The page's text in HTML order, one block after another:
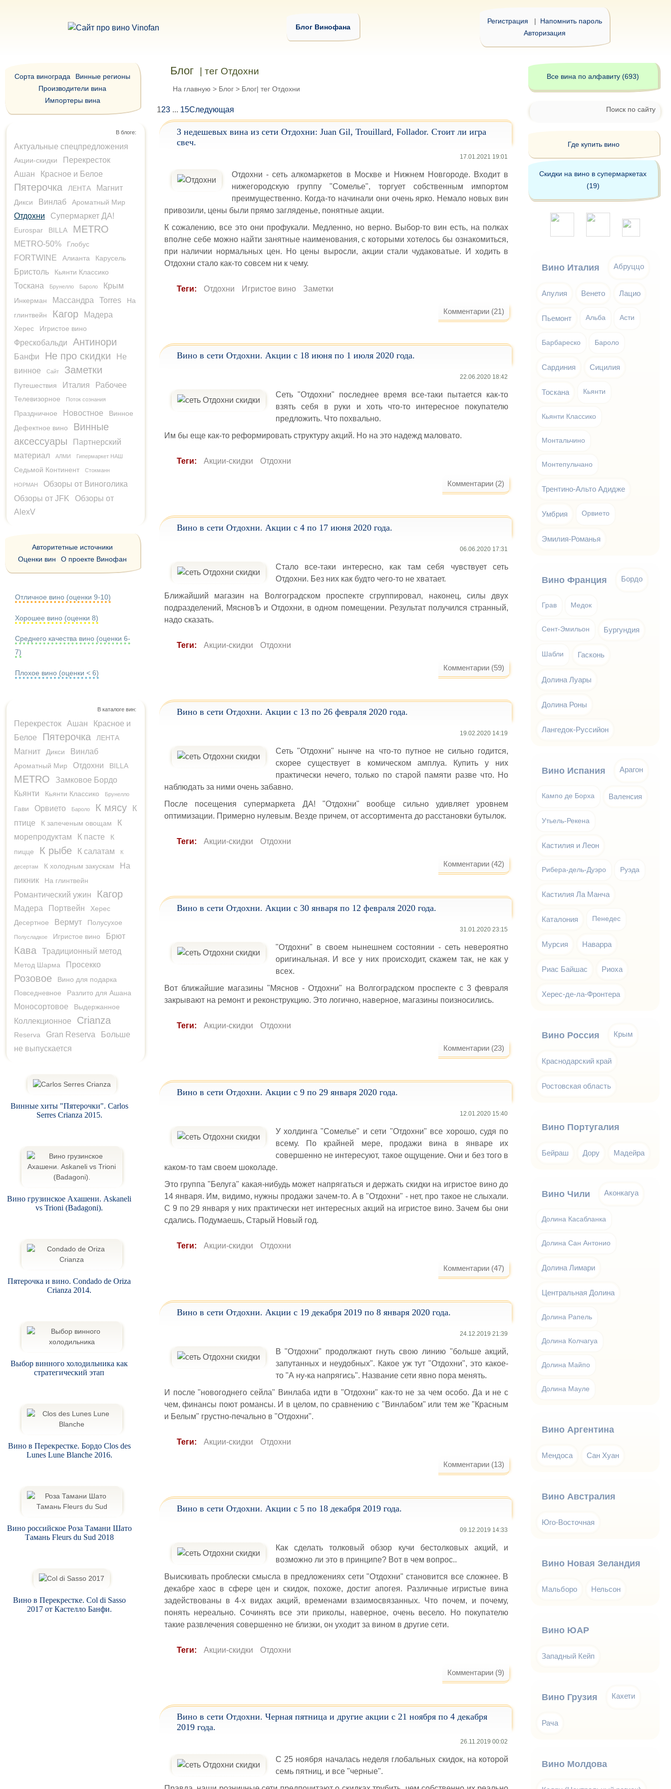
Блог Винофана
Регистрация | Напомнить пароль
Авторизация
Блог | тег Отдохни
На главную > Блог >Блог| тег Отдохни
123... 15Следующая
3 недешевых вина из сети Отдохни: Juan Gil, Trouillard, Follador. Стоит ли игра
свеч.
17.01.2021 19:01
Отдохни - сеть алкомаркетов в Москве и Нижнем Новгороде. Входит в
нижегородскую группу "Сомелье", торгует собственным импортом
преимущественно. Когда-то начинали они очень ярко. Немало новых вин
привозили, цены были прямо загляденье, понятные акции.
К сожалению, все это они профукали. Медленно, но верно. Выбор-то вин есть, на полках
вполне себе можно найти занятные наименования, с которыми хотелось бы ознакомиться,
при наличии нормальных цен. Но цены выросли, акции стали чудаковатые. И ходить в
Отдохни стало как-то совсем ни к чему.
Теги: Отдохни Игристое вино Заметки
Комментарии (21)
Вино в сети Отдохни. Акции с 18 июня по 1 июля 2020 года.
22.06.2020 18:42
Сеть "Отдохни" последнее время все-таки пытается как-то
взять себя в руки и хоть что-то интересное покупателю
предложить. Что похвально.
Им бы еще как-то реформировать структуру акций. Но на это надежд маловато.
Теги: Акции-скидки Отдохни
Комментарии (2)
Вино в сети Отдохни. Акции с 4 по 17 июня 2020 года.
06.06.2020 17:31
Стало все-таки интересно, как там себя чувствует сеть
Отдохни. Без них как будто чего-то не хватает.
Ближайший магазин на Волгоградском проспекте сгруппировал, наконец, силы двух
подразделений, МясновЪ и Отдохни, в одном помещении. Результат получился странный,
надо сказать.
Теги: Акции-скидки Отдохни
Комментарии (59)
Вино в сети Отдохни. Акции с 13 по 26 февраля 2020 года.
19.02.2020 14:19
Сеть "Отдохни" нынче на что-то путное не сильно годится,
скорее существует в комическом амплуа. Купить у них
практически нечего, только по старой памяти разве что. Но
наблюдать за ними очень забавно.
После посещения супермаркета ДА! "Отдохни" вообще сильно удивляет уровнем
оптимизации. Примерно нулевым. Везде причем, от ассортимента до расстановки бутылок.
Теги: Акции-скидки Отдохни
Комментарии (42)
Вино в сети Отдохни. Акции с 30 января по 12 февраля 2020 года.
31.01.2020 23:15
"Отдохни" в своем нынешнем состоянии - сеть невероятно
оригинальная. И все у них происходит, скажем так, не как у
всех.
Вот ближайшие магазины "Мяснов - Отдохни" на Волгоградском проспекте с 3 февраля
закрывают на ремонт и реконструкцию. Это логично, наверное, магазины поизносились.
Теги: Акции-скидки Отдохни
Комментарии (23)
Вино в сети Отдохни. Акции с 9 по 29 января 2020 года.
12.01.2020 15:40
У холдинга "Сомелье" и сети "Отдохни" все хорошо, судя по
всему. По крайней мере, продажи вина в январе их
совершенно не интересуют, такое ощущение. Они и без того в
каком-то там своем шоколаде.
Это группа "Белуга" какая-нибудь может напрягаться и держать скидки на игристое вино до
14 января. Им, видимо, нужны продажи зачем-то. А в "Отдохни" - нет, про такое не слыхали.
С 9 по 29 января у них практически нет интересных акций на игристое вино. Зачем бы они
сдались. Подумаешь, Старый Новый год.
Теги: Акции-скидки Отдохни
Комментарии (47)
Вино в сети Отдохни. Акции с 19 декабря 2019 по 8 января 2020 года.
24.12.2019 21:39
В "Отдохни" продолжают гнуть свою линию "больше акций,
запутанных и неудобных". Какое уж тут "Отдохни", это какое-
то "А ну-ка напрягись". Название сети явно пора менять.
И после "новогоднего сейла" Винлаба идти в "Отдохни" как-то не за чем особо. Да и не с
чем, финансы поют романсы. И в целом, по сравнению с "Винлабом" или тем же "Красным
и Белым" грустно-печально в "Отдохни".
Теги: Акции-скидки Отдохни
Комментарии (13)
Вино в сети Отдохни. Акции с 5 по 18 декабря 2019 года.
09.12.2019 14:33
Как сделать толковый обзор кучи бестолковых акций, и
возможно ли это в принципе? Вот в чем вопрос..
Выискивать проблески смысла в предложениях сети "Отдохни" становится все сложнее. В
декабре хаос в сфере цен и скидок, похоже, достиг апогея. Различные игристые вина
задействованы в 4-х видах акций, временами взаимосвязанных. Что почем, и почему,
понять нереально. Сочинять все эти приколы, наверное, очень весело. Но покупателю
такие развлечения совершенно не близки, он уходит за вином в другие сети.
Теги: Акции-скидки Отдохни
Комментарии (9)
Вино в сети Отдохни. Черная пятница и другие акции с 21 ноября по 4 декабря
2019 года.
26.11.2019 00:02
С 25 ноября началась неделя глобальных скидок, на которой
семь пятниц, и все "черные".
Сорта винограда
Винные регионы
Производители вина
Импортеры вина
В блоге:
Актуальные спецпредложения
Акции-скидки
Перекресток
Ашан
Красное и Белое
Пятерочка ЛЕНТА Магнит
Дикси Винлаб Ароматный Мир
Отдохни Супермаркет ДА!
Eurospar BILLA METRO
METRO-50% Глобус
FORTWINE Алианта Карусель
Бристоль Кьянти Классико
Тоскана Брунелло Бароло Крым
Инкерман Массандра Torres
На
глинтвейн
Кагор Мадера
Херес Игристое вино
Фрескобальди Антинори
Банфи Не про скидки
Не
винное
Сайт Заметки
Путешествия Италия Рабочее
Телевизорное Поток сознания
Праздничное Новостное
Винное
Дефектное вино
Винные
аксессуары
Партнерский
материал
АЛМИ Гипермаркет НАШ
Седьмой Континент Стокманн
НОРМАН
Обзоры от Виноголика
Обзоры от JFK
Обзоры от
AlexV
Авторитетные источники
Оценки вин
О проекте Винофан
Отличное вино (оценки 9-10)
Хорошее вино (оценки 8)
Среднего качества вино (оценки 6-
7)
Плохое вино (оценки < 6)
В каталоге вин:
Перекресток Ашан
Красное и
Белое
Пятерочка ЛЕНТА
Магнит Дикси Винлаб
Ароматный Мир Отдохни BILLA
METRO
Замковое Бордо
Кьянти
Кьянти Классико Брунелло
Гави Орвието Бароло К мясу
К
птице
К запеченым овощам
К
морепродуктам
К пасте
К
пицце
К рыбе К салатам К
десертам К холодным закускам
На
пикник
На глинтвейн
Романтический ужин Кагор
Мадера Портвейн
Херес
Десертное
Вермут Полусухое
Полусладкое Игристое вино Брют
Кава Традиционный метод
Метод Шарма Просекко
Розовое
Вино для подарка
Повседневное
Разлито для Ашана
Моносортовое Выдержанное
Коллекционное Crianza
Reserva Gran Reserva
Больше
не выпускается
Винные хиты "Пятерочки". Carlos
Serres Crianza 2015.
Вино грузинское Ахашени. Askaneli
vs Trioni (Badagoni).
Пятерочка и вино. Condado de Oriza
Crianza 2014.
Выбор винного холодильника как
стратегический этап
Вино в Перекрестке. Бордо Clos des
Lunes Lune Blanche 2016.
Вино российское Роза Тамани Шато
Тамань Fleurs du Sud 2018
Вино в Перекрестке. Col di Sasso
2017 от Кастелло Банфи.
Все вина по алфавиту (693)
Поиск по сайту
Где купить вино
Скидки на вино в супермаркетах
(19)
Вино Италия Абруццо
Апулия Венето Лацио
Пьемонт Альба Асти
Барбареско Бароло
Сардиния Сицилия
Тоскана Кьянти
Кьянти Классико
Монтальчино
Монтепульчано
Трентино-Альто Адидже
Умбрия Орвието
Эмилия-Романья
Вино Франция Бордо
Грав Медок
Сент-Эмильон Бургундия
Шабли Гасконь
Долина Луары
Долина Роны
Лангедок-Руссийон
Вино Испания Арагон
Кампо де Борха Валенсия
Утьель-Рекена
Кастилия и Леон
Рибера-дель-Дуэро Руэда
Кастилия Ла Манча
Каталония Пенедес
Мурсия Наварра
Риас Байшас Риоха
Херес-де-ла-Фронтера
Вино Россия Крым
Краснодарский край
Ростовская область
Вино Португалия
Бейраш Дору Мадейра
Вино Чили Аконкагуа
Долина Касабланка
Долина Сан Антонио
Долина Лимари
Центральная Долина
Долина Рапель
Долина Колчагуа
Долина Майпо
Долина Мауле
Вино Аргентина
Мендоса Сан Хуан
Вино Австралия
Юго-Восточная
Вино Новая Зеландия
Мальборо Нельсон
Вино ЮАР
Западный Кейп
Вино Грузия Кахети
Рача
Вино Молдова